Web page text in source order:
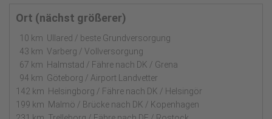
Ort (nächst größerer)
10 km Ullared / beste Grundversorgung
43 km Varberg / Vollversorgung
67 km Halmstad / Fähre nach DK / Grena
94 km Göteborg / Airport Landvetter
142 km Helsingborg / Fähre nach DK / Helsingör
199 km Malmö / Brücke nach DK / Kopenhagen